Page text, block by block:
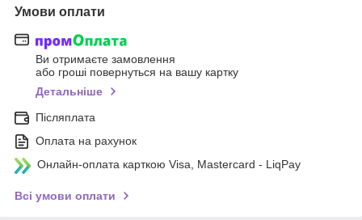
Умови оплати
Ви отримаєте замовлення
або гроші повернуться на вашу картку
Детальніше
Післяплата
Оплата на рахунок
Онлайн-оплата карткою Visa, Mastercard - LiqPay
Всі умови оплати